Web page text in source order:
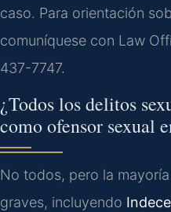
caso. Para orientación
comuníquese con Law
437-7747.
¿Todos los delitos
como ofensor sexual
No todos, pero la
graves, incluyendo